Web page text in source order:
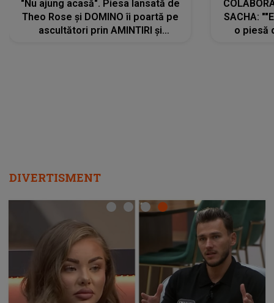
"Nu ajung acasă". Piesa lansată de
Theo Rose și DOMINO îi poartă pe
ascultători prin AMINTIRI și
SACHA:
o piesă
DIVERTISMENT